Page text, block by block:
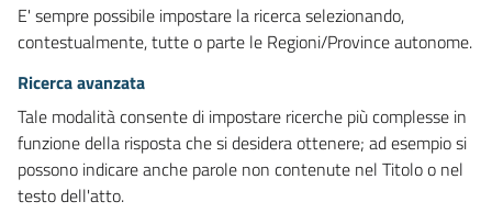
E' sempre possibile impostare la ricerca selezionando,
contestualmente, tutte o parte le Regioni/Province autonome.
Ricerca avanzata
Tale modalità consente di impostare ricerche più complesse in
funzione della risposta che si desidera ottenere; ad esempio si
possono indicare anche parole non contenute nel Titolo o nel
testo dell'atto.